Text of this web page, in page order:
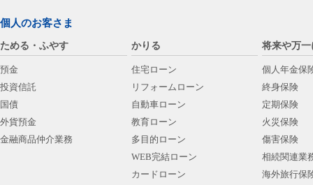
個人のお客さま
ためる・ふやす
預金
投資信託
国債
外貨預金
金融商品仲介業務
かりる
住宅ローン
リフォームローン
自動車ローン
教育ローン
多目的ローン
WEB完結ローン
カードローン
将来や万
個人年金保
終身保険
定期保険
火災保険
傷害保険
相続関連業
海外旅行保